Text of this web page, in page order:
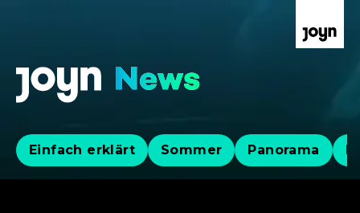
Einfach erklärt Sommer Panorama